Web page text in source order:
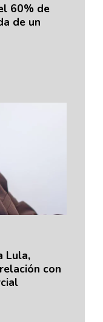
60% de
de un
Lula,
con